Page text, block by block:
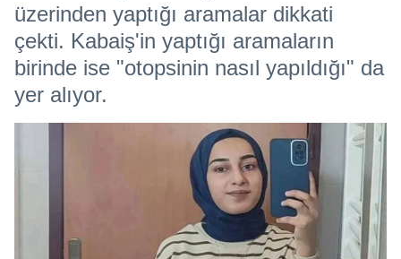
üzerinden yaptığı aramalar dikkati
çekti. Kabaiş'in yaptığı aramaların
birinde ise "otopsinin nasıl yapıldığı" da
yer alıyor.